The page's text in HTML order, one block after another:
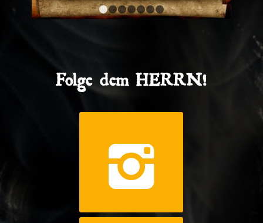
2 3 4 5 6 7
Folge dem HERRN!